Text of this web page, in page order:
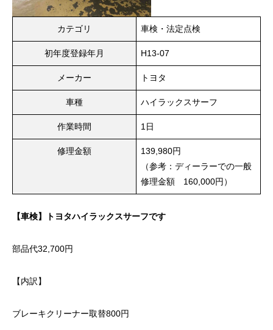
カテゴリ 車検・法定点検
初年度登録年月 H13-07
メーカー トヨタ
車種 ハイラックスサーフ
作業時間 1日
修理金額
139,980円
（参考：ディーラーでの一般
修理金額 160,000円）
【車検】トヨタハイラックスサーフです
部品代32,700円
【内訳】
ブレーキクリーナー取替800円